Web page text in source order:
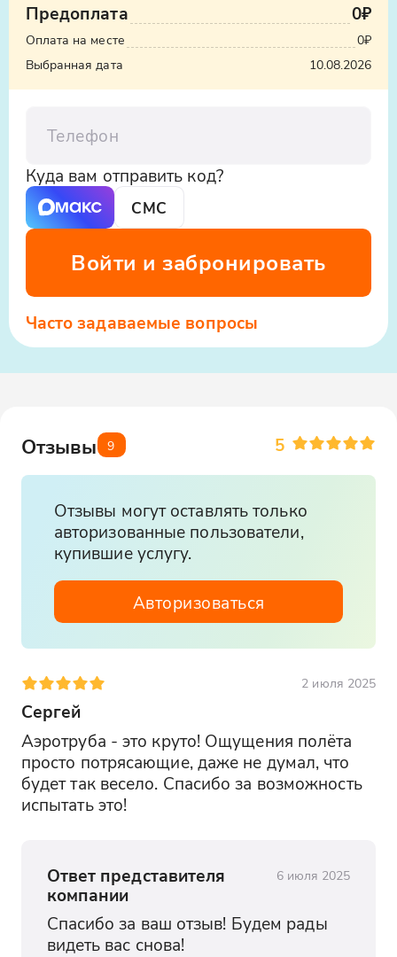
⠀
Противопоказания:
Серьезные проблемы с опорно-
Эпилепсия
Беременность
Клаустрофобия
Место сбора:ул. Новая Заря, 7
Вы можете добраться до локации на
Или заказать такси
Предоплата 0₽
Оплата на месте
0₽
Выбранная дата
10.08.2026
Куда вам отправить код?
СМС
Войти и забронировать
Часто задаваемые вопросы
Отзывы 9 5
Отзывы могут оставлять только
авторизованные пользователи,
купившие услугу.
Авторизоваться
2 июля 2025
Сергей
Аэротруба - это круто! Ощущения полёта
просто потрясающие, даже не думал, что
будет так весело. Спасибо за возможность
испытать это!
Ответ представителя
компании
6 июля 2025
Спасибо за ваш отзыв! Будем рады
видеть вас снова!